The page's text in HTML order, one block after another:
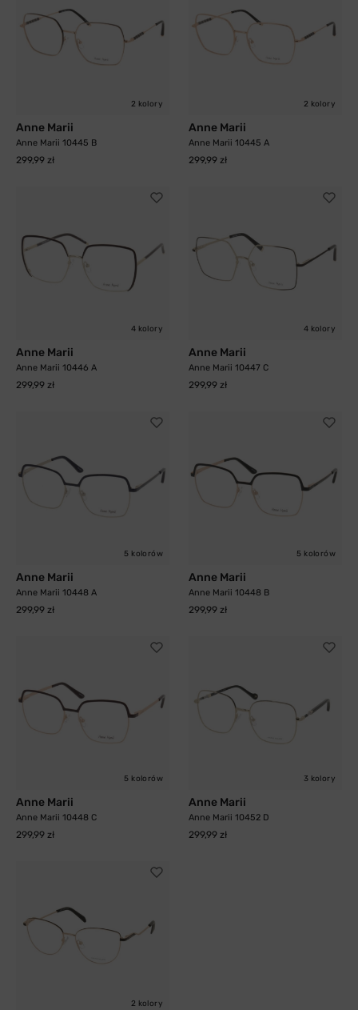
2 kolory
Anne Marii
Anne Marii 10445 B
299,99 zł
2 kolory
Anne Marii
Anne Marii 10445 A
299,99 zł
4 kolory
Anne Marii
Anne Marii 10446 A
299,99 zł
4 kolory
Anne Marii
Anne Marii 10447 C
299,99 zł
5 kolorów
Anne Marii
Anne Marii 10448 A
299,99 zł
5 kolorów
Anne Marii
Anne Marii 10448 B
299,99 zł
5 kolorów
Anne Marii
Anne Marii 10448 C
299,99 zł
3 kolory
Anne Marii
Anne Marii 10452 D
299,99 zł
2 kolory